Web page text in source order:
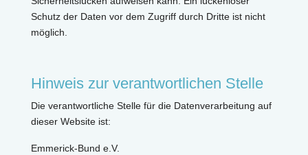
Schutz der Daten vor dem Zugriff durch Dritte ist nicht
möglich.
Hinweis zur verantwortlichen Stelle
Die verantwortliche Stelle für die Datenverarbeitung auf
dieser Website ist:
Emmerick-Bund e.V.